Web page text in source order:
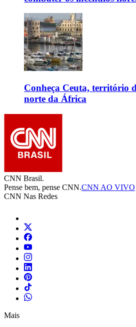
Conheça Ceuta, território
norte da África
CNN Brasil.
Pense bem, pense CNN.CNN AO VIVO
CNN Nas Redes
Mais